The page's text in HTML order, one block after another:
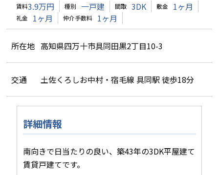
賃料3.9万円 種別 一戸建 間取 3DK 敷金 1ヶ月
礼金 1ヶ月 仲介手数料 1ヶ月
所在地 高知県四万十市具同田黒2丁目10-3
交通 土佐くろしお中村・宿毛線 具同駅 徒歩18分
詳細情報
南向きで日当たりの良い、築43年の3DK平屋建て
賃貸戸建てです。